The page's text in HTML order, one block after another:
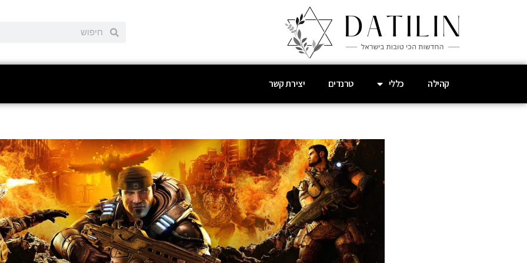
קהילה כללי טרנדים יצירת קשר